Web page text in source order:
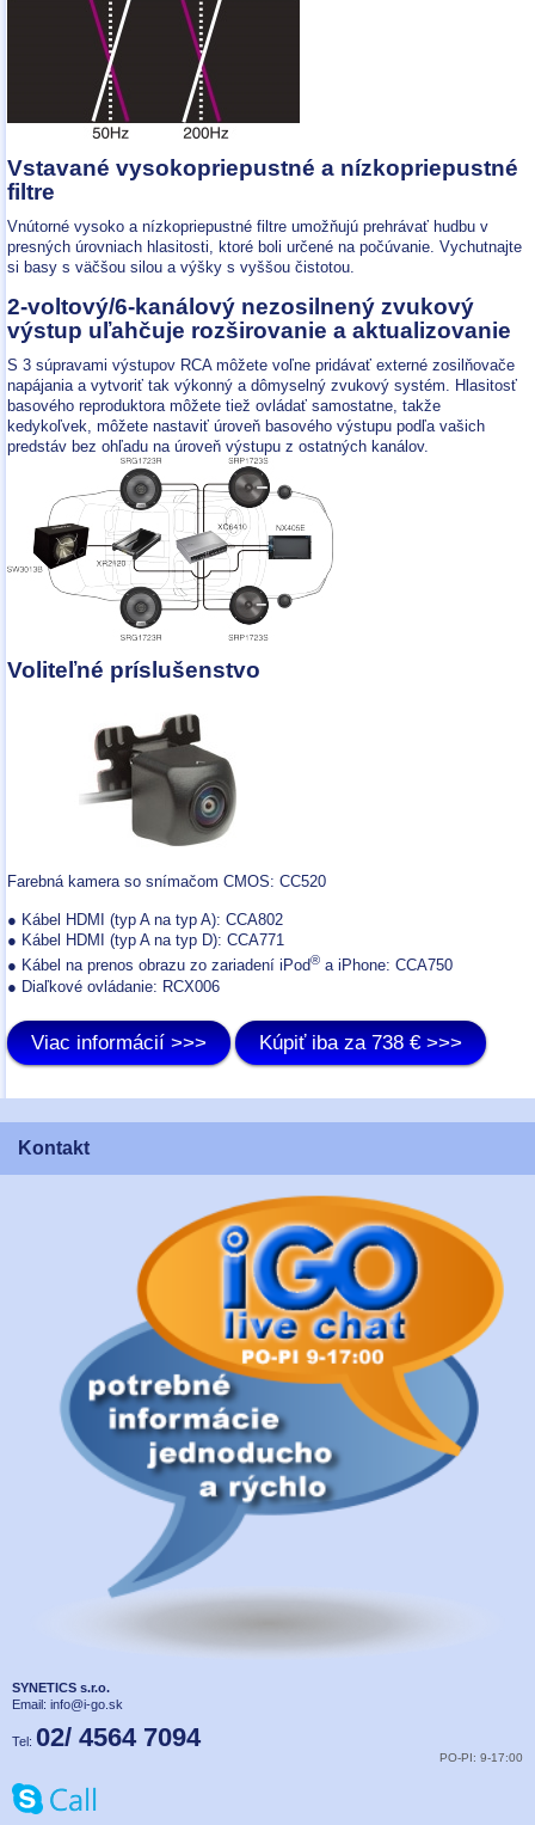
Vstavané vysokopriepustné a nízkopriepustné
filtre
Vnútorné vysoko a nízkopriepustné filtre umožňujú prehrávať hudbu v
presných úrovniach hlasitosti, ktoré boli určené na počúvanie. Vychutnajte
si basy s väčšou silou a výšky s vyššou čistotou.
2-voltový/6-kanálový nezosilnený zvukový
výstup uľahčuje rozširovanie a aktualizovanie
S 3 súpravami výstupov RCA môžete voľne pridávať externé zosilňovače
napájania a vytvoriť tak výkonný a dômyselný zvukový systém. Hlasitosť
basového reproduktora môžete tiež ovládať samostatne, takže
kedykoľvek, môžete nastaviť úroveň basového výstupu podľa vašich
predstáv bez ohľadu na úroveň výstupu z ostatných kanálov.
Voliteľné príslušenstvo
Farebná kamera so snímačom CMOS: CC520
● Kábel HDMI (typ A na typ A): CCA802
● Kábel HDMI (typ A na typ D): CCA771
● Kábel na prenos obrazu zo zariadení iPod® a iPhone: CCA750
● Diaľkové ovládanie: RCX006
Viac informácií >>> Kúpiť iba za 738 € >>>
Kontakt
SYNETICS s.r.o.
Email: info@i-go.sk
Tel: 02/ 4564 7094
PO-PI: 9-17:00